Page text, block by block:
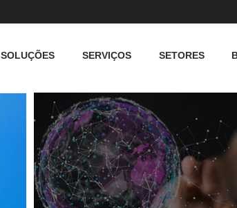
SOLUÇÕES SERVIÇOS SETORES